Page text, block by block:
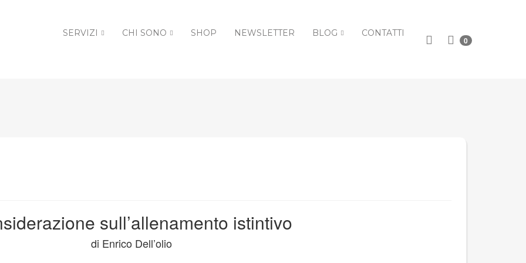
SERVIZI CHI SONO SHOP NEWSLETTER BLOG CONTATTI
0
sull’allenamento istintivo
di Enrico Dell’olio